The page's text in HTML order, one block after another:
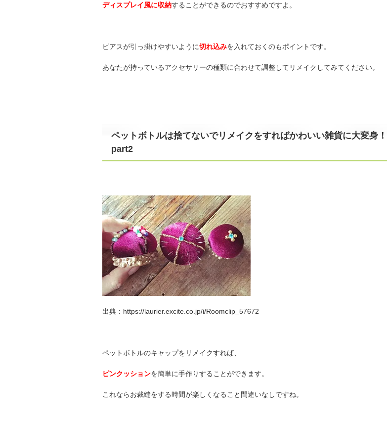
ディスプレイ風に収納することができるのでおすすめですよ。
ピアスが引っ掛けやすいように切れ込みを入れておくのもポイントです。
あなたが持っているアクセサリーの種類に合わせて調整してリメイクしてみてください。
ペットボトルは捨てないでリメイクをすればかわいい雑貨に大変身！
part2
出典：https://laurier.excite.co.jp/i/Roomclip_57672
ペットボトルのキャップをリメイクすれば、
ピンクッションを簡単に手作りすることができます。
これならお裁縫をする時間が楽しくなること間違いなしですね。